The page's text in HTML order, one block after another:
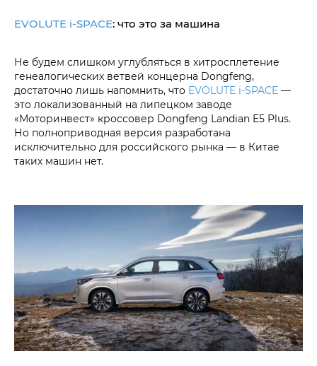
EVOLUTE i‑SPACE: что это за машина
Не будем слишком углубляться в хитросплетение
генеалогических ветвей концерна Dongfeng,
достаточно лишь напомнить, что EVOLUTE i‑SPACE —
это локализованный на липецком заводе
«Моторинвест» кроссовер Dongfeng Landian E5 Plus.
Но полноприводная версия разработана
исключительно для российского рынка — в Китае
таких машин нет.